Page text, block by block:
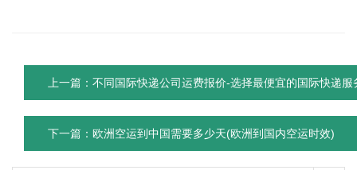
上一篇：不同国际快递公司运费报价-选择最便宜的国际快递服
下一篇：欧洲空运到中国需要多少天(欧洲到国内空运时效)